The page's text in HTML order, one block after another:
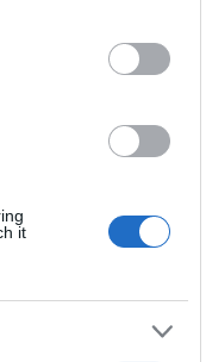
it
μέτρα»,
Σδούκου